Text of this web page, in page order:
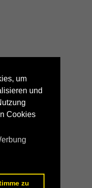
um
und
Cookies
zu